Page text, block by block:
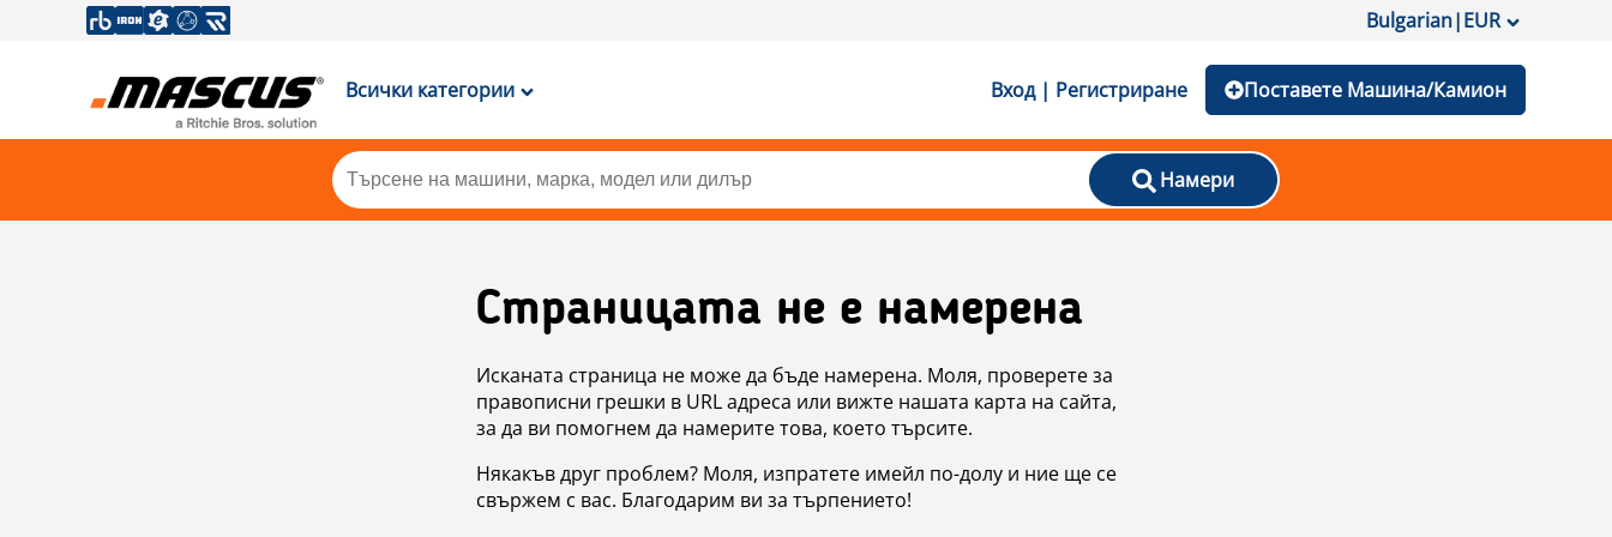
Bulgarian|EUR
Всички категории Вход | Регистриране Поставете Машина/Камион
Намери
Страницата не е намерена
Исканата страница не може да бъде намерена. Моля, проверете за
правописни грешки в URL адреса или вижте нашата карта на сайта,
за да ви помогнем да намерите това, което търсите.
Някакъв друг проблем? Моля, изпратете имейл по-долу и ние ще се
свържем с вас. Благодарим ви за търпението!